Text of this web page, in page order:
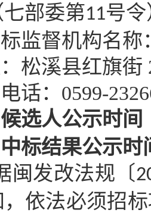
部委第11号
监督机构名
松溪县红旗街
话： 0599-
选人公示时间
标结果公示时
闽发改法规〔
，依法必须招